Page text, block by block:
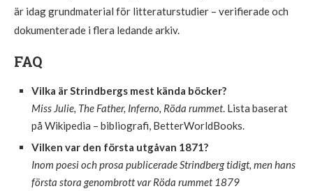
är idag grundmaterial för litteraturstudier – verifierade och
dokumenterade i flera ledande arkiv.
FAQ
Vilka är Strindbergs mest kända böcker?
Miss Julie, The Father, Inferno, Röda rummet. Lista baserat
på Wikipedia – bibliografi, BetterWorldBooks.
Vilken var den första utgåvan 1871?
Inom poesi och prosa publicerade Strindberg tidigt, men hans
första stora genombrott var Röda rummet 1879